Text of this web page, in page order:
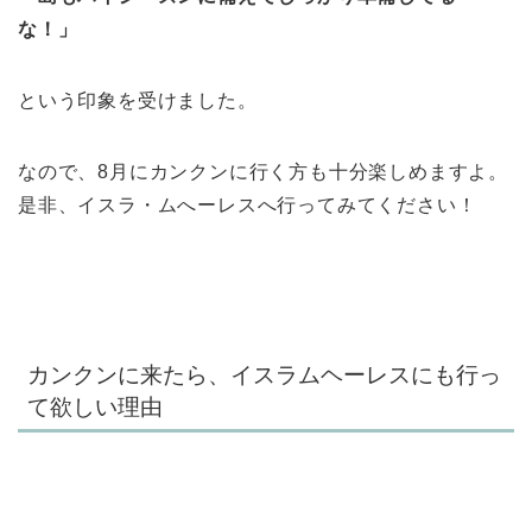
な！」
という印象を受けました。
なので、8月にカンクンに行く方も十分楽しめますよ。
是非、イスラ・ムへーレスへ行ってみてください！
カンクンに来たら、イスラムヘーレスにも行っ
て欲しい理由